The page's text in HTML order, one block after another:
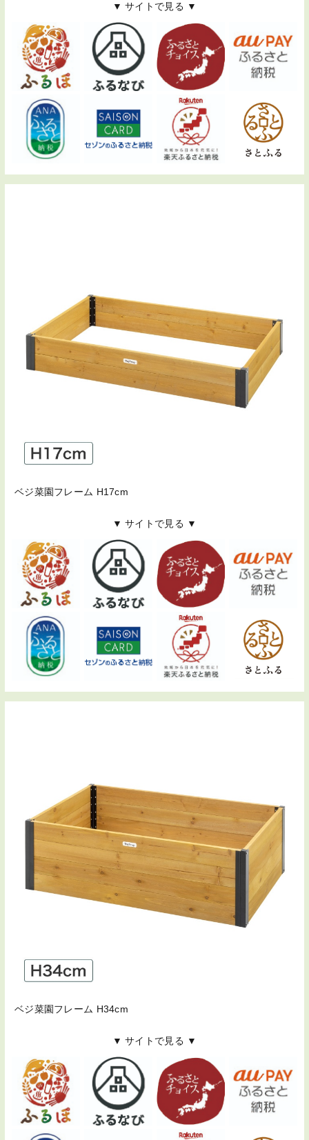
▼ サイトで見る ▼
ベジ菜園フレーム H17cm
▼ サイトで見る ▼
ベジ菜園フレーム H34cm
▼ サイトで見る ▼